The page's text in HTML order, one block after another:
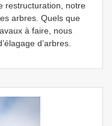
restructuration, notre
arbres. Quels que
à faire, nous
d’arbres.